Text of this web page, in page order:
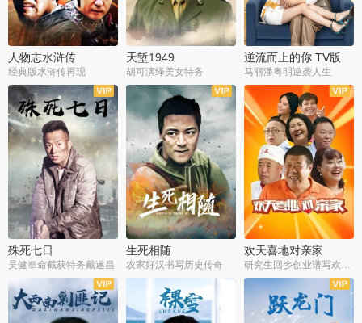
人物志水浒传
经典版水浒传再现
天堑1949
胡可演绎美女特务
逆流而上的你 TV版
马丽潘粤明逆袭人生
全34集
殊死七日
吴健奉命截获特务戴遂昌
全21集
生死相随
农家好汉书写历史传奇
全35集
欢天喜地对亲家
全21集 全30集